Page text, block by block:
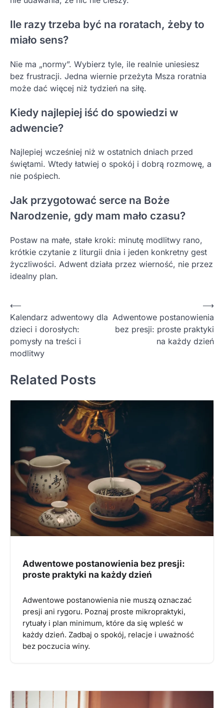
Ile razy trzeba być na roratach, żeby to
miało sens?
Nie ma „normy”. Wybierz tyle, ile realnie uniesiesz
bez frustracji. Jedna wiernie przeżyta Msza roratnia
może dać więcej niż tydzień na siłę.
Kiedy najlepiej iść do spowiedzi w
adwencie?
Najlepiej wcześniej niż w ostatnich dniach przed
świętami. Wtedy łatwiej o spokój i dobrą rozmowę, a
nie pośpiech.
Jak przygotować serce na Boże
Narodzenie, gdy mam mało czasu?
Postaw na małe, stałe kroki: minutę modlitwy rano,
krótkie czytanie z liturgii dnia i jeden konkretny gest
życzliwości. Adwent działa przez wierność, nie przez
idealny plan.
Nawigacja
wpisu
⟵
Kalendarz adwentowy dla
dzieci i dorosłych:
pomysły na treści i
modlitwy
Adwentowe postanowienia
bez presji: proste praktyki
na każdy dzień
⟶
Related Posts
Adwentowe postanowienia bez presji:
proste praktyki na każdy dzień
Adwentowe postanowienia nie muszą oznaczać
presji ani rygoru. Poznaj proste mikropraktyki,
rytuały i plan minimum, które da się wpleść w
każdy dzień. Zadbaj o spokój, relacje i uważność
bez poczucia winy.